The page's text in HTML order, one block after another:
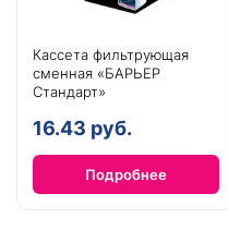
Кассета фильтрующая
сменная «БАРЬЕР
Стандарт»
16.43 руб.
Подробнее